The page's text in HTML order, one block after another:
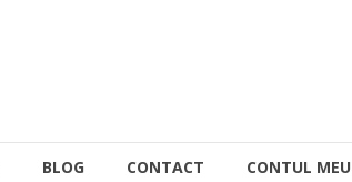
BLOG CONTACT CONTUL MEU